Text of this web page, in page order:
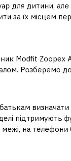
для дитини,
за їх місцем
Розберемо
підтримують
на